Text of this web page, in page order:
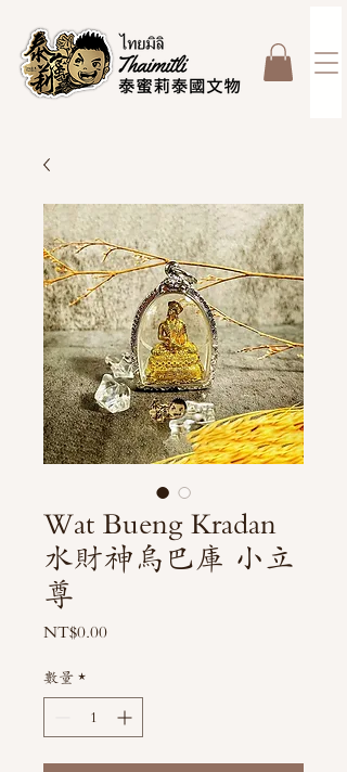
Wat Bueng Kradan
水財神烏巴庫 小立
尊
NT$0.00價
數量 *